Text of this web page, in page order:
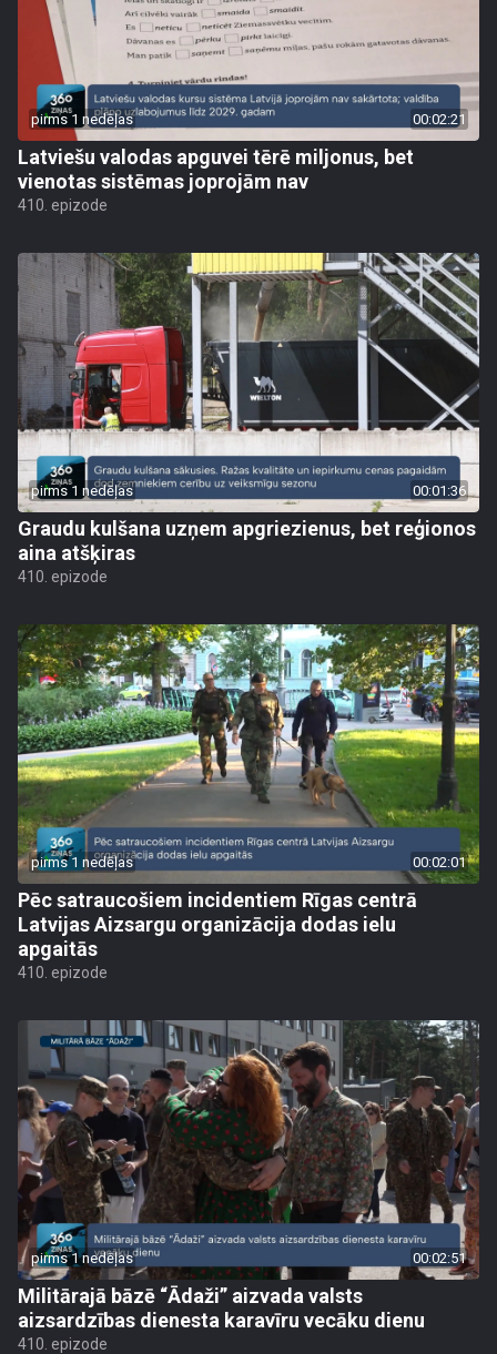
pirms 1 nedēļas 00:02:21
Latviešu valodas apguvei tērē miljonus, bet
vienotas sistēmas joprojām nav
410. epizode
pirms 1 nedēļas 00:01:36
Graudu kulšana uzņem apgriezienus, bet reģionos
aina atšķiras
410. epizode
pirms 1 nedēļas 00:02:01
Pēc satraucošiem incidentiem Rīgas centrā
Latvijas Aizsargu organizācija dodas ielu
apgaitās
410. epizode
pirms 1 nedēļas 00:02:51
Militārajā bāzē “Ādaži” aizvada valsts
aizsardzības dienesta karavīru vecāku dienu
410. epizode